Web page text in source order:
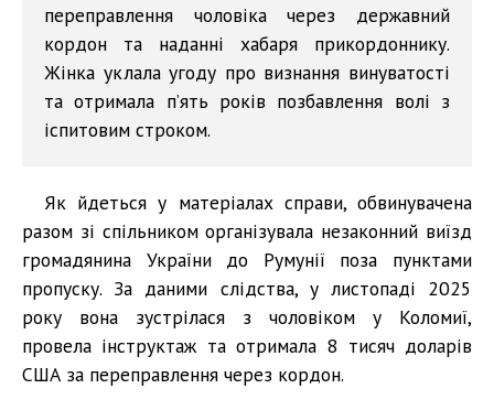
переправлення чоловіка через державний
кордон та наданні хабаря прикордоннику.
Жінка уклала угоду про визнання винуватості
та отримала п’ять років позбавлення волі з
іспитовим строком.
Як йдеться у матеріалах справи, обвинувачена
разом зі спільником організувала незаконний виїзд
громадянина України до Румунії поза пунктами
пропуску. За даними слідства, у листопаді 2025
року вона зустрілася з чоловіком у Коломиї,
провела інструктаж та отримала 8 тисяч доларів
США за переправлення через кордон.